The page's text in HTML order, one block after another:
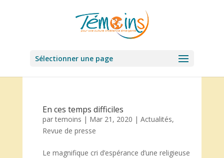
Sélectionner une page
En ces temps difficiles
partemoins | Mar 21, 2020 | Actualités,
Revue de presse
Le magnifique cri d’espérance d’une religieuse